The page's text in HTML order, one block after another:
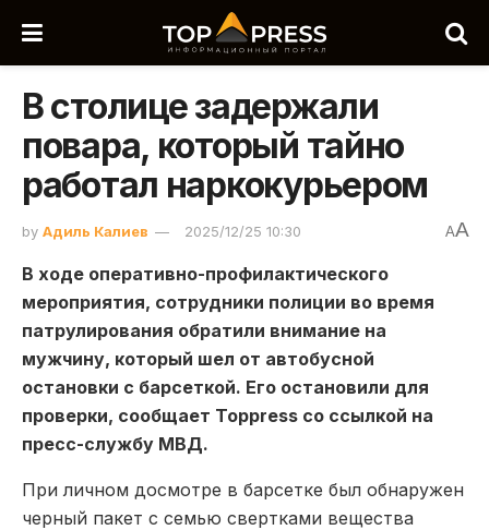
В столице задержали
повара, который тайно
работал наркокурьером
by Адиль Калиев 2025/12/25 10:30 AA
В ходе оперативно-профилактического
мероприятия, сотрудники полиции во время
патрулирования обратили внимание на
мужчину, который шел от автобусной
остановки с барсеткой. Его остановили для
проверки, сообщает Toppress со ссылкой на
пресс-службу МВД.
При личном досмотре в барсетке был обнаружен
черный пакет с семью свертками вещества